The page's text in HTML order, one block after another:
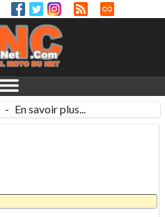
- En savoir plus...